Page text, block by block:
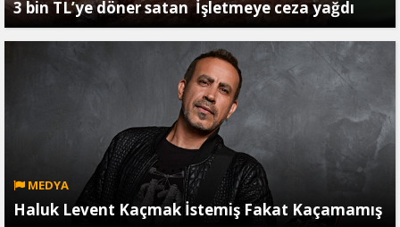
3 bin TL’ye döner satan İşletmeye ceza yağdı
MEDYA
Haluk Levent Kaçmak İstemiş Fakat Kaçamamış